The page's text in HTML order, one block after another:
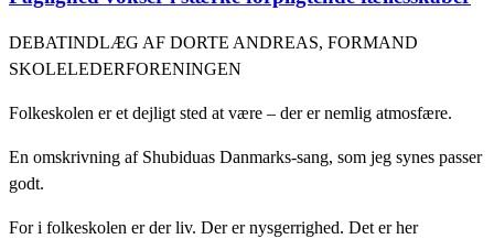
DEBATINDLÆG AF DORTE ANDREAS, FORMAND
SKOLELEDERFORENINGEN
Folkeskolen er et dejligt sted at være – der er nemlig atmosfære.
En omskrivning af Shubiduas Danmarks-sang, som jeg synes passer
godt.
For i folkeskolen er der liv. Der er nysgerrighed. Det er her